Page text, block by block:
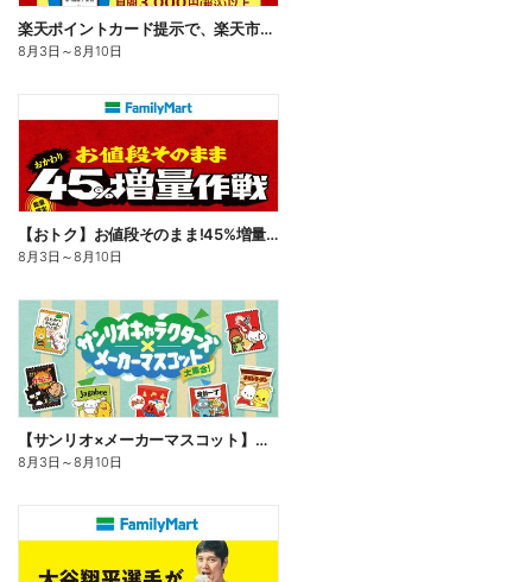
楽天ポイントカード提示で、楽天市場でのお買い物がおトクに!
8月3日 ～8月10日
【おトク】お値段そのまま!45%増量作戦!
8月3日 ～8月10日
【サンリオ×メーカーマスコット】オリジナルグッズ貰える!
8月3日 ～8月10日